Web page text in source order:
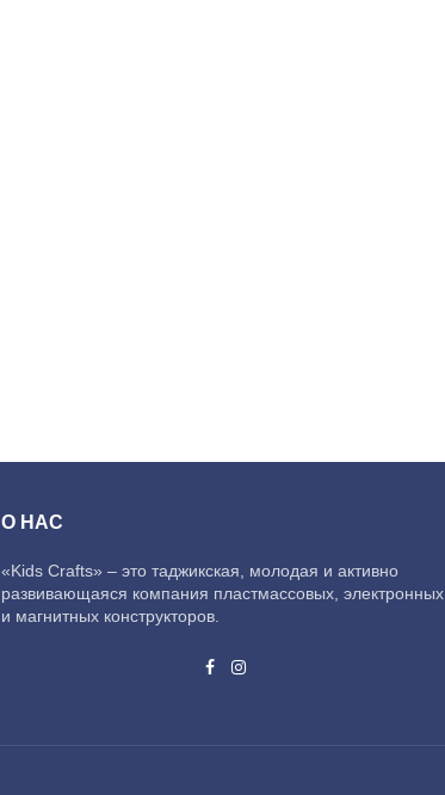
О НАС
«Kids Crafts» – это таджикская, молодая и активно
развивающаяся компания пластмассовых, электронных
и магнитных конструкторов.